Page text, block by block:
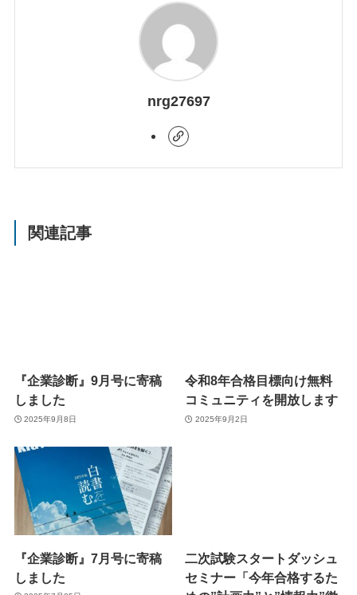
nrg27697
関連記事
『企業診断』9月号に寄稿
しました
2025年9月8日
令和8年合格目標向け無料
コミュニティを開放します
2025年9月2日
『企業診断』7月号に寄稿
しました
二次試験スタートダッシュ
セミナー「今年合格するた